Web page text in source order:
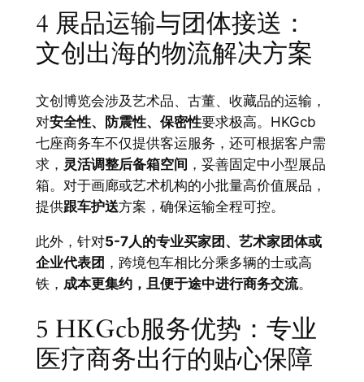
4 展品运输与团体接送：
文创出海的物流解决方案
文创博览会涉及艺术品、古董、收藏品的运输，
对安全性、防震性、保密性要求极高。HKGcb
七座商务车不仅提供客运服务，还可根据客户需
求， 灵活调整后备箱空间 ，妥善固定中小型展品
箱。对于画廊或艺术机构的小批量高价值展品，
提供跟车护送方案，确保运输全程可控。
此外，针对5-7人的专业买家团、艺术家团体或
企业代表团 ，跨境包车相比分乘多辆的士或高
铁， 成本更集约，且便于途中进行商务交流。
5 HKGcb服务优势：专业
医疗商务出行的贴心保障